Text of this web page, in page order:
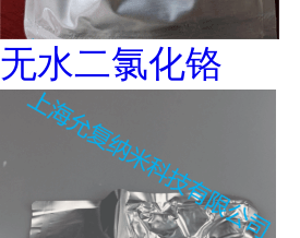
无水二氯化铬